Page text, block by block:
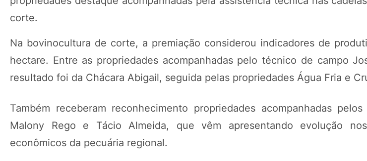
corte.
Na bovinocultura de corte, a premiação considerou indicadores de
hectare. Entre as propriedades acompanhadas pelo técnico de campo
resultado foi da Chácara Abigail, seguida pelas propriedades Água Fria e
Também receberam reconhecimento propriedades acompanhadas
Malony Rego e Tácio Almeida, que vêm apresentando evolução
econômicos da pecuária regional.